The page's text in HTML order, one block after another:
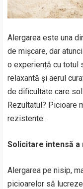
Alergarea este una
de mișcare, dar
o experiență cu totul
relaxantă și aerul
de dificultate care
Rezultatul? Picioare
rezistente.
Solicitare intensă a
Alergarea pe nisip,
picioarelor să